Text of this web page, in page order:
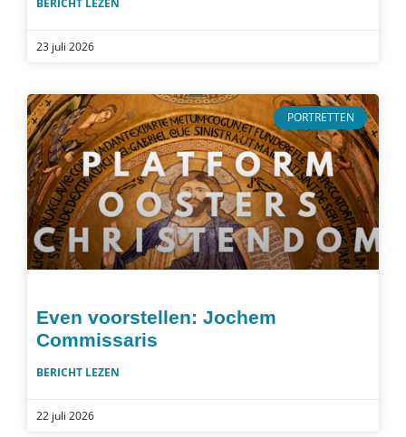
23 juli 2026
PORTRETTEN
Even voorstellen: Jochem
Commissaris
BERICHT LEZEN
22 juli 2026